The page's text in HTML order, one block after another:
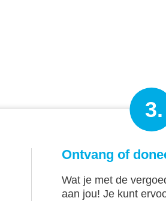
3.
Ontvang of
Wat je met de
aan jou! Je kunt